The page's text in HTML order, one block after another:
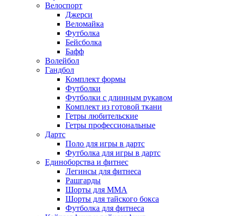
Велоспорт
Джерси
Веломайка
Футболка
Бейсболка
Бафф
Волейбол
Гандбол
Комплект формы
Футболки
Футболки с длинным рукавом
Комплект из готовой ткани
Гетры любительские
Гетры профессиональные
Дартс
Поло для игры в дартс
Футболка для игры в дартс
Единоборства и фитнес
Легинсы для фитнеса
Рашгарды
Шорты для MMA
Шорты для тайского бокса
Футболка для фитнеса